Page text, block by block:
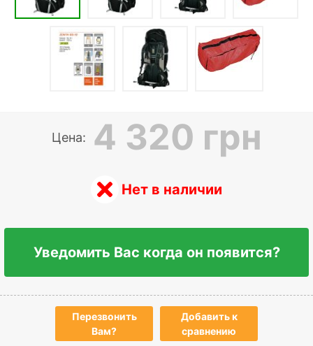
Цена: 4 320 грн
Нет в наличии
Уведомить Вас когда он появится?
Перезвонить
Вам?
Добавить к
сравнению